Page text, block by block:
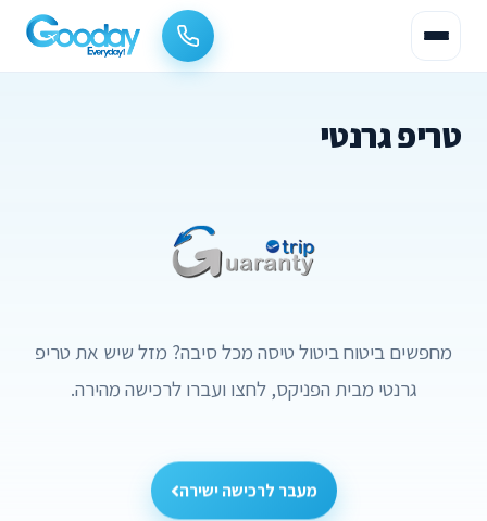
טריפ גרנטי
מחפשים ביטוח ביטול טיסה מכל סיבה? מזל שיש את טריפ
גרנטי מבית הפניקס, לחצו ועברו לרכישה מהירה.
מעבר לרכישה ישירה